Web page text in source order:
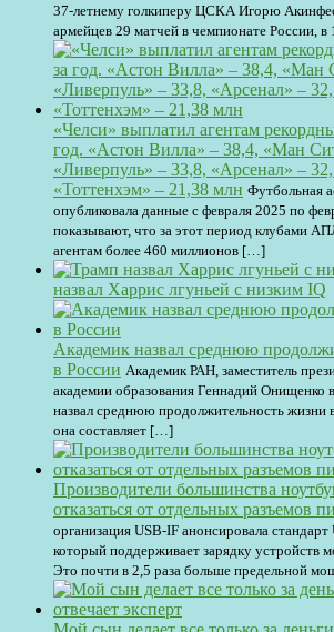
37-летнему голкиперу ЦСКА Игорю
армейцев 29 матчей в чемпионате России,
«Челси» выплатил агентам
год. «Астон Вилла» – 38,4, «Ман
«Ливерпуль» – 33,8, «Арсенал» –
«Тоттенхэм» – 21,38 млн Футбольная
опубликовала данные с февраля 2025 по
показывают, что за этот период клубами
агентам более 460 миллионов […]
назвал Харрис лгуньей с низким IQ
Академик назвал среднюю
в России Академик РАН, заместитель
академии образования Геннадий Онищенко
назвал среднюю продолжительность жизни
она составляет […]
Производители большинства
отказаться от отдельных разъемов
организация USB-IF анонсировала стандарт
который поддерживает зарядку устройств
Это почти в 2,5 раза больше предельной